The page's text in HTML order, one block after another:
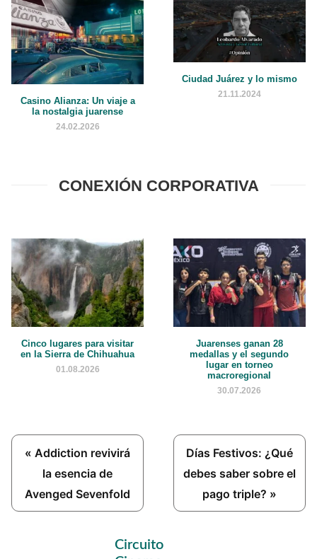
Casino Alianza: Un viaje a
la nostalgia juarense
24.02.2026
Ciudad Juárez y lo mismo
21.11.2024
CONEXIÓN CORPORATIVA
Cinco lugares para visitar
en la Sierra de Chihuahua
01.08.2026
Juarenses ganan 28
medallas y el segundo
lugar en torneo
macroregional
30.07.2026
Previous
Post:
« Addiction revivirá
la esencia de
Avenged Sevenfold
Next
Post:
Días Festivos: ¿Qué
debes saber sobre el
pago triple? »
Primary
Circuito